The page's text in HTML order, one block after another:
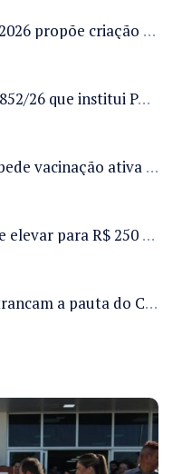
Projeto de Lei 1955/2026 propõe criação de geração livre de fumo ao restringir venda de vapes a nascidos desde 1º de janeiro de 2009
Câmara analisa PL 1852/26 que institui Política Nacional de Gestão de Desempenho e Eficiência para servidores públicos
Dorinaldo Malafaia pede vacinação ativa ao Ministério da Saúde para reverter queda na cobertura vacinal no Brasil
Projeto de lei propõe elevar para R$ 250 mil limite de isenção do IPI para pessoas com deficiência e autismo
Vetos presidenciais trancam a pauta do Congresso com 87 itens pendentes e incluem trechos do Orçamento de 2026